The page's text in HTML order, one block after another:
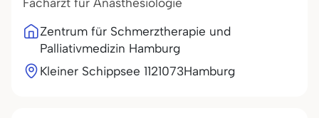
Facharzt für Anästhesiologie
Zentrum für Schmerztherapie und
Palliativmedizin Hamburg
Kleiner Schippsee 1121073Hamburg